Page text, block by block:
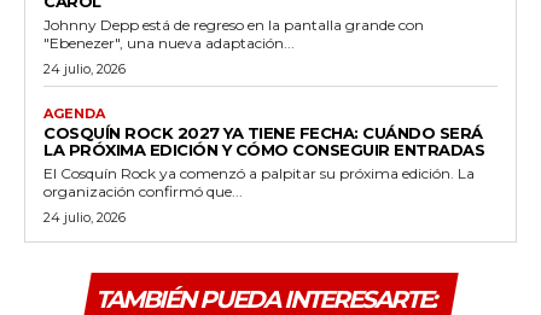
Johnny Depp está de regreso en la pantalla grande con
"Ebenezer", una nueva adaptación...
24 julio, 2026
AGENDA
COSQUÍN ROCK 2027 YA TIENE FECHA: CUÁNDO SERÁ
LA PRÓXIMA EDICIÓN Y CÓMO CONSEGUIR ENTRADAS
El Cosquín Rock ya comenzó a palpitar su próxima edición. La
organización confirmó que...
24 julio, 2026
TAMBIÉN PUEDA INTERESARTE: